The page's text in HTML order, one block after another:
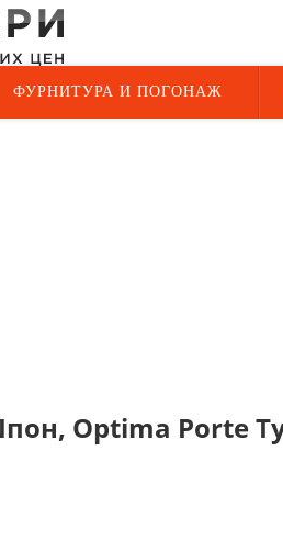
ФУРНИТУРА И ПОГОНАЖ
Optima Porte